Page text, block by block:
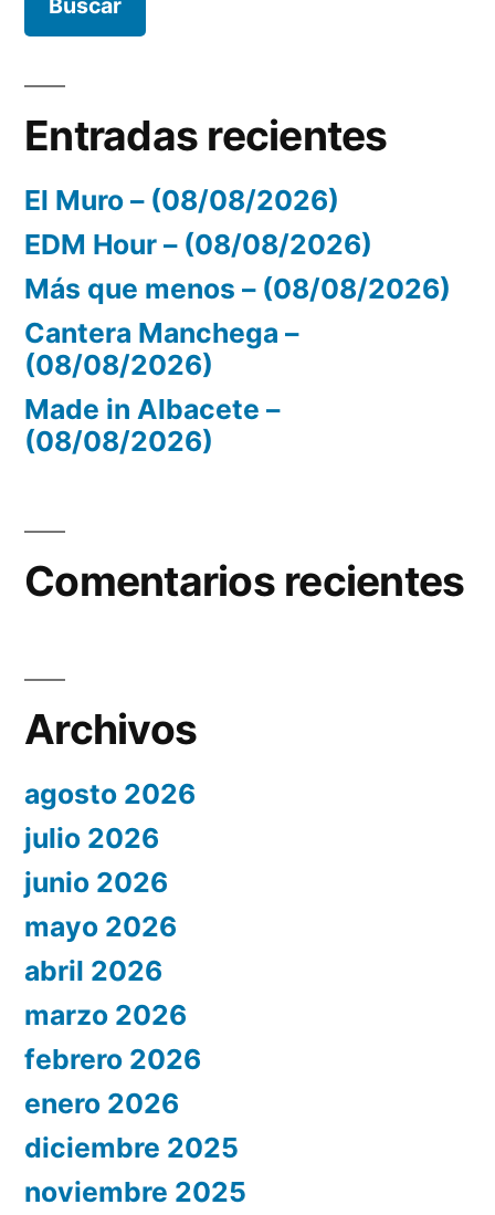
Entradas recientes
El Muro – (08/08/2026)
EDM Hour – (08/08/2026)
Más que menos – (08/08/2026)
Cantera Manchega –
(08/08/2026)
Made in Albacete –
(08/08/2026)
Comentarios recientes
Archivos
agosto 2026
julio 2026
junio 2026
mayo 2026
abril 2026
marzo 2026
febrero 2026
enero 2026
diciembre 2025
noviembre 2025